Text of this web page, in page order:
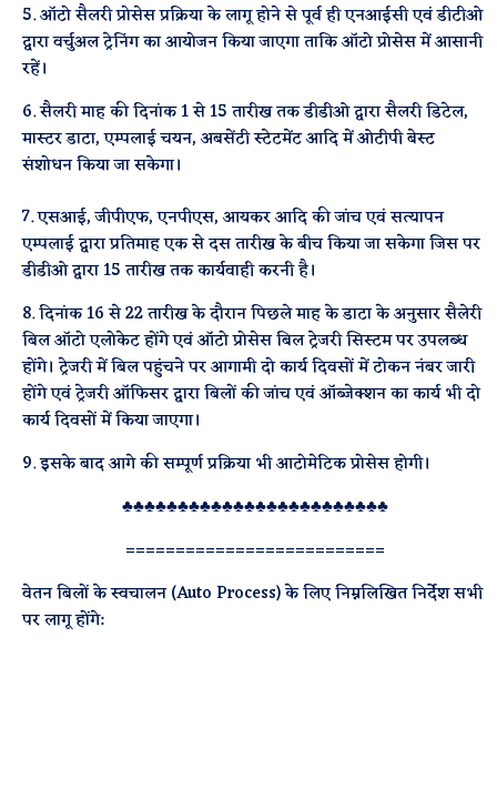
5. ऑटो सैलरी प्रोसेस प्रक्रिया के लागू होने से पूर्व ही एनआईसी एवं डीटीओ
द्वारा वर्चुअल ट्रेनिंग का आयोजन किया जाएगा ताकि ऑटो प्रोसेस में आसानी
रहें।
6. सैलरी माह की दिनांक 1 से 15 तारीख तक डीडीओ द्वारा सैलरी डिटेल,
मास्टर डाटा, एम्पलाई चयन, अबसेंटी स्टेटमेंट आदि में ओटीपी बेस्ट
संशोधन किया जा सकेगा।
7. एसआई, जीपीएफ, एनपीएस, आयकर आदि की जांच एवं सत्यापन
एम्पलाई द्वारा प्रतिमाह एक से दस तारीख के बीच किया जा सकेगा जिस पर
डीडीओ द्वारा 15 तारीख तक कार्यवाही करनी है।
8. दिनांक 16 से 22 तारीख के दौरान पिछले माह के डाटा के अनुसार सैलेरी
बिल ऑटो एलोकेट होंगे एवं ऑटो प्रोसेस बिल ट्रेजरी सिस्टम पर उपलब्ध
होंगे। ट्रेजरी में बिल पहुंचने पर आगामी दो कार्य दिवसों में टोकन नंबर जारी
होंगे एवं ट्रेजरी ऑफिसर द्वारा बिलों की जांच एवं ऑब्जेक्शन का कार्य भी दो
कार्य दिवसों में किया जाएगा।
9. इसके बाद आगे की सम्पूर्ण प्रक्रिया भी आटोमेटिक प्रोसेस होगी।
♣♣♣♣♣♣♣♣♣♣♣♣♣♣♣♣♣♣♣♣♣♣♣♣
==========================
वेतन बिलों के स्वचालन (Auto Process) के लिए निम्नलिखित निर्देश सभी
पर लागू होंगे: